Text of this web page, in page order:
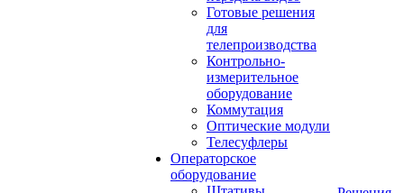
Готовые решения
для
телепроизводства
Контрольно-
измерительное
оборудование
Коммутация
Оптические модули
Телесуфлеры
Операторское
оборудование